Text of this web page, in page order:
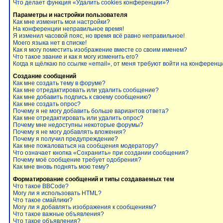
Что делает функция «Удалить cookies конференции»?
Параметры и настройки пользователя
Как мне изменить мои настройки?
На конференции неправильное время!
Я изменил часовой пояс, но время всё равно неправильное!
Моего языка нет в списке!
Как я могу поместить изображение вместе со своим именем?
Что такое звание и как я могу изменить его?
Когда я щёлкаю по ссылке «email», от меня требуют войти на
Создание сообщений
Как мне создать тему в форуме?
Как мне отредактировать или удалить сообщение?
Как мне добавить подпись к своему сообщению?
Как мне создать опрос?
Почему я не могу добавить больше вариантов ответа?
Как мне отредактировать или удалить опрос?
Почему мне недоступны некоторые форумы?
Почему я не могу добавлять вложения?
Почему я получил предупреждение?
Как мне пожаловаться на сообщения модератору?
Что означает кнопка «Сохранить» при создании сообщения?
Почему моё сообщение требует одобрения?
Как мне вновь поднять мою тему?
Форматирование сообщений и типы создаваемых тем
Что такое BBCode?
Могу ли я использовать HTML?
Что такое смайлики?
Могу ли я добавлять изображения к сообщениям?
Что такое важные объявления?
Что такое объявления?